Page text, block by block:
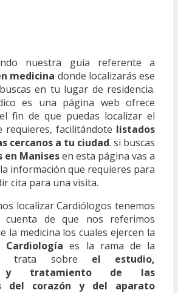
nuestra guía referente a
medicina donde localizarás ese
en tu lugar de residencia.
es una página web ofrece
fin de que puedas localizar el
requieres, facilitándote listados
cercanos a tu ciudad. si buscas
en Manisesen esta página vas a
información que requieres para
cita para una visita.
localizar Cardiólogos tenemos
de que nos referimos
la medicina los cuales ejercen la
Cardiología es la rama de la
trata sobre el estudio,
y tratamiento de las
del corazón y del aparato